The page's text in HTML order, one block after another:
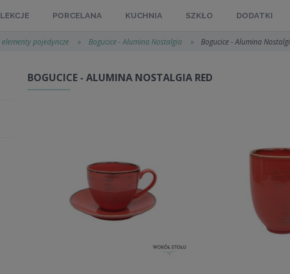
PORCELANA KUCHNIA SZKŁO DODATKI
elementy pojedyncze » Bogucice - Alumina Nostalgia » Bogucice - Alumina
BOGUCICE - ALUMINA NOSTALGIA RED